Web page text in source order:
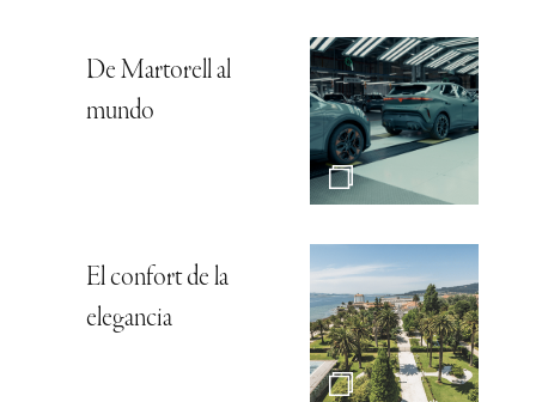
De Martorell al
mundo
El confort de la
elegancia